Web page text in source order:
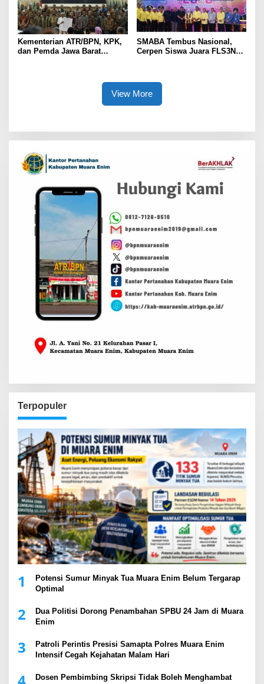
Kementerian ATR/BPN, KPK,
dan Pemda Jawa Barat
SMABA Tembus Nasional,
Cerpen Siswa Juara FLS3N
View More
Terpopuler
1
Potensi Sumur Minyak Tua Muara Enim Belum Tergarap
Optimal
2
Dua Politisi Dorong Penambahan SPBU 24 Jam di Muara
Enim
3
Patroli Perintis Presisi Samapta Polres Muara Enim
Intensif Cegah Kejahatan Malam Hari
Dosen Pembimbing Skripsi Tidak Boleh Menghambat